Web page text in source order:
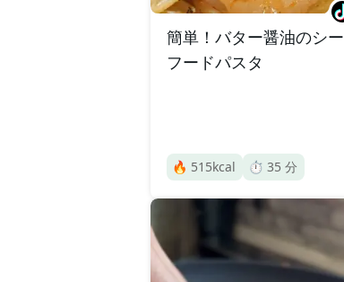
簡単！バター醤油のシー
フードパスタ
🔥 515kcal ⏱️ 35 分